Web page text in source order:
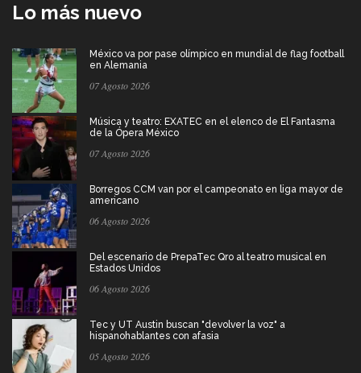
Lo más nuevo
México va por pase olímpico en mundial de flag football
en Alemania
07 Agosto 2026
Música y teatro: EXATEC en el elenco de El Fantasma
de la Ópera México
07 Agosto 2026
Borregos CCM van por el campeonato en liga mayor de
americano
06 Agosto 2026
Del escenario de PrepaTec Qro al teatro musical en
Estados Unidos
06 Agosto 2026
Tec y UT Austin buscan "devolver la voz" a
hispanohablantes con afasia
05 Agosto 2026